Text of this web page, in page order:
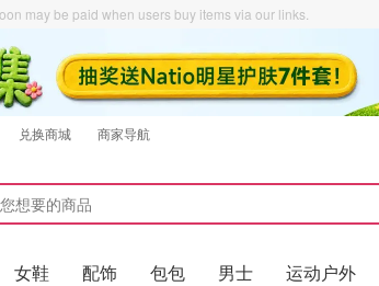
may be paid when users buy items via our links.
兑换商城 商家导航
女鞋 配饰 包包 男士 运动户外